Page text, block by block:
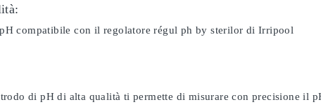
compatibile con il regolatore régul ph by sterilor di Irripool
di pH di alta qualità ti permette di misurare con precisione il